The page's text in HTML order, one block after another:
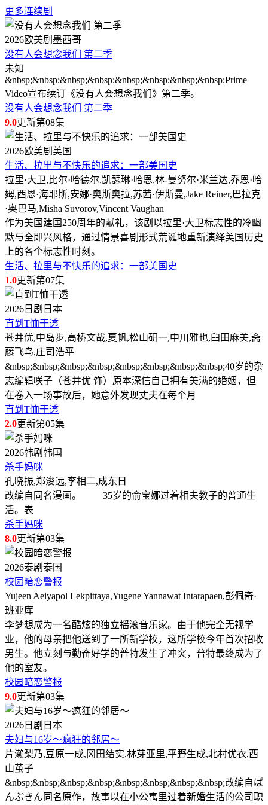
更多连续剧
2026欧美剧 墨西哥
没有人会想念我们 第二季
未知
&nbsp;&nbsp;&nbsp;&nbsp;&nbsp;&nbsp;&nbsp;&nbsp;Prime
Video宣布续订《没有人会想念我们》第二季。
没有人会想念我们 第二季
9.0更新第08集
2026欧美剧 美国
生活、拉里与不快乐的追求：一部美国史
拉里·大卫,比尔·哈德尔,凯瑟琳·哈恩,林-曼努尔·米兰达,乔恩·哈
姆,西恩·海耶斯,安娜·奥斯奥拉,苏茜·伊斯曼,Jake Reiner,巴拉克
·奥巴马,Misha Suvorov,Vincent Vaughan
作为美国建国250周年的献礼，该剧以拉里·大卫标志性的冷幽
默与全即兴风格，通过情景喜剧形式荒诞地重新演绎美国历史
上的各个标志性时刻。
生活、拉里与不快乐的追求：一部美国史
1.0更新第07集
2026 日剧 日本
直到T恤干透
苍井优,中岛步,高桥文哉,夏帆,松山研一,中川雅也,臼田麻美,斋
藤飞鸟,庄司浩平
&nbsp;&nbsp;&nbsp;&nbsp;&nbsp;&nbsp;&nbsp;&nbsp;40岁的杂
志编辑咲子（苍井优 饰）原本深信自己拥有美满的婚姻，但
在卷入一场事故后，她意外发现丈夫在每个月
直到T恤干透
2.0更新第05集
2026韩剧 韩国
杀手妈咪
孔晓振,郑浚远,李相二,成东日
改编自同名漫画。 35岁的俞宝娜过着相夫教子的普通生
活。表
杀手妈咪
8.0更新第03集
2026泰剧 泰国
校园暗恋警报
Yujeen Aeiyapol Lekpittaya,Yugene Yannawat Intarapaen,彭佩奇·
班亚库
李梦想成为一名酷炫的独立摇滚音乐家。由于他完全无视学
业，他的母亲把他送到了一所新学校，这所学校今年首次招收
男生。他立刻与勤奋好学的普特发生了冲突，普特最终成为了
他的室友。
校园暗恋警报
9.0更新第03集
2026 日剧 日本
夫妇与16岁～疯狂的邻居～
片濑梨乃,豆原一成,冈田结实,林芽亚里,平野生成,北村优衣,西
山茧子
&nbsp;&nbsp;&nbsp;&nbsp;&nbsp;&nbsp;&nbsp;&nbsp;改编自ぱ
んぷきん同名原作，故事以在小公寓里过着新婚生活的公司职